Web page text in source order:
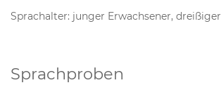
Sprachalter: junger Erwachsener, dreißiger
Sprachproben